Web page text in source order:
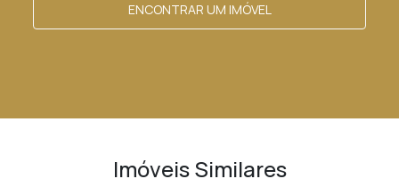
ENCONTRAR UM IMÓVEL
Imóveis Similares